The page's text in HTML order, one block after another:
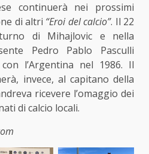
continuerà nei prossimi
di altri “Eroi del calcio”. Il 22
di Mihajlovic e nella
Pedro Pablo Pasculli
l’Argentina nel 1986. Il
invece, al capitano della
ricevere l’omaggio dei
di calcio locali.